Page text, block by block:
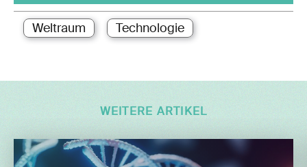
Weltraum Technologie
WEITERE ARTIKEL